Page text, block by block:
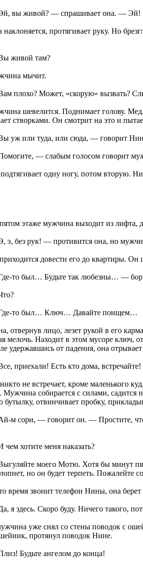
вы живой? — спрашивает она. — Эй!
наклоняется, протягивает руку. Но
живой там?
мычит.
плохо? Может, «скорую» вызвать?
шевелится. Поднимает голову.
створками. Он смотрит на это и
уж или туда, или сюда, — говорит
— слабым голосом говорит
одну ногу, потом вторую.
этаже мужчина выходит из лифта,
э, без рук! — противится она, но
довести его до квартиры. Он
то был… Будьте так любезны… —
то был… Ключ… Давайте поищем…
отвернув лицо, лезет рукой в его
мелочь. Находит в этом мусоре ключ,
удержавшись от падения, она отрывает
приехали! Есть кто дома, встречайте!
не встречает, кроме маленького
Мужчина собирается с силами, садится
бутылку, отвинчивает пробку,
м сори, — говорит он. — Простите, что
хотите меня наказать?
моего Мотю. Хотя бы минут
но он будет терпеть. Пожалейте
время звонит телефон Нины, она берет
я здесь. Скоро буду. Ничего такого,
уже снял со стены поводок с
протянул поводок Нине.
Будьте ангелом до конца!